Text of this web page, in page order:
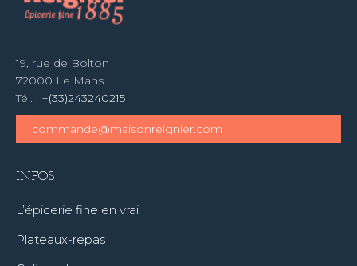
19, rue de Bolton
72000 Le Mans
Tél. : +(33)243240215
commande@maisonreignier.com
INFOS
L’épicerie fine en vrai
Plateaux-repas